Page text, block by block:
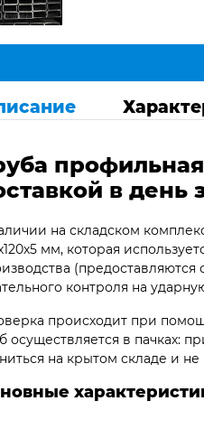
в день
на складском
мм, которая
(предоставляются
контроля на
происходит при
осуществляется в пачках:
на крытом складе и